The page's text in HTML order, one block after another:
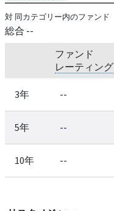
対 同カテゴリー内のファンド
総合 --
ファンド
レーティング
3年 --
5年 --
10年 --